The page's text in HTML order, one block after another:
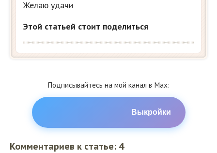
Желаю удачи
Этой статьей стоит поделиться
Подписывайтесь на мой канал в Max:
Выкройки
Комментариев к статье: 4